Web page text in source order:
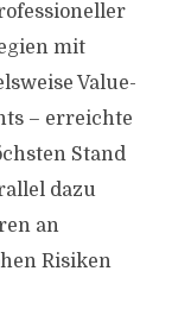
mit
Value-
– erreichte
Stand
dazu
an
Risiken